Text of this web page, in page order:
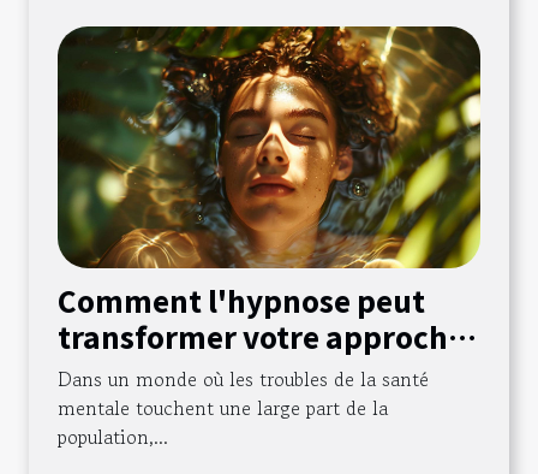
Comment l'hypnose peut
transformer votre approche
de la santé mentale
Dans un monde où les troubles de la santé
mentale touchent une large part de la
population,...